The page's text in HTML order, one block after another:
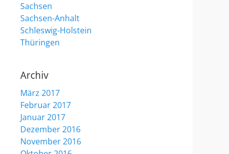
Sachsen
Sachsen-Anhalt
Schleswig-Holstein
Thüringen
Archiv
März 2017
Februar 2017
Januar 2017
Dezember 2016
November 2016